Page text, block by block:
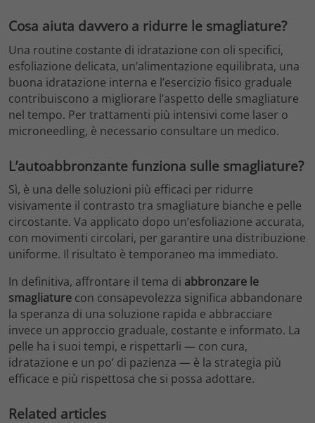
Cosa aiuta davvero a ridurre le smagliature?
Una routine costante di idratazione con oli specifici,
esfoliazione delicata, un’alimentazione equilibrata, una
buona idratazione interna e l’esercizio fisico graduale
contribuiscono a migliorare l’aspetto delle smagliature
nel tempo. Per trattamenti più intensivi come laser o
microneedling, è necessario consultare un medico.
L’autoabbronzante funziona sulle smagliature?
Sì, è una delle soluzioni più efficaci per ridurre
visivamente il contrasto tra smagliature bianche e pelle
circostante. Va applicato dopo un’esfoliazione accurata,
con movimenti circolari, per garantire una distribuzione
uniforme. Il risultato è temporaneo ma immediato.
In definitiva, affrontare il tema di abbronzare le
smagliature con consapevolezza significa abbandonare
la speranza di una soluzione rapida e abbracciare
invece un approccio graduale, costante e informato. La
pelle ha i suoi tempi, e rispettarli — con cura,
idratazione e un po’ di pazienza — è la strategia più
efficace e più rispettosa che si possa adottare.
Related articles